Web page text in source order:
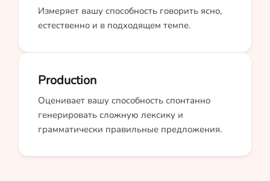
Измеряет вашу способность говорить ясно,
естественно и в подходящем темпе.
Production
Оценивает вашу способность спонтанно
генерировать сложную лексику и
грамматически правильные предложения.